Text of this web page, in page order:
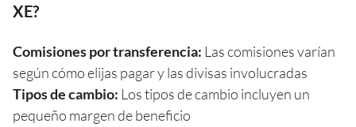
XE?
Comisiones por transferencia: Las comisiones varían
según cómo elijas pagar y las divisas involucradas
Tipos de cambio: Los tipos de cambio incluyen un
pequeño margen de beneficio